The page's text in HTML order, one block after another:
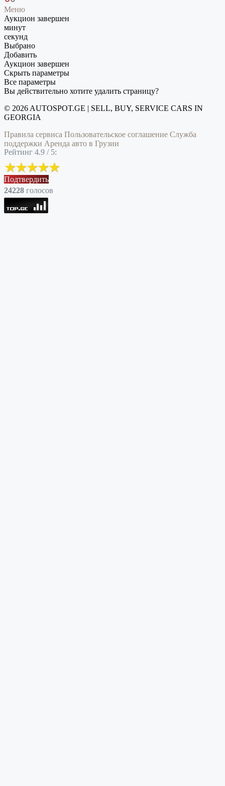
Меню
Аукцион завершен
минут
секунд
Выбрано
Добавить
Аукцион завершен
Скрыть параметры
Все параметры
Вы действительно хотите удалить страницу?
© 2026 AUTOSPOT.GE | SELL, BUY, SERVICE CARS IN
GEORGIA
Правила сервиса Пользовательское соглашение Служба
поддержки Аренда авто в Грузии
Рейтинг 4.9 / 5:
Подтвердить
24228 голоcов